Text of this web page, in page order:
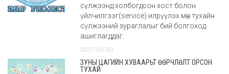
сүлжээнд холбогдсон хост болон
үйлчилгээг(service) илрүүлэх мөн тухайн
сүлжээний зураглалыг бий болгоход
ашиглагддаг.
2017-04-20
ЗУНЫ ЦАГИЙН ХУВААРЬТ ӨӨРЧЛӨЛТ ОРСОН
ТУХАЙ